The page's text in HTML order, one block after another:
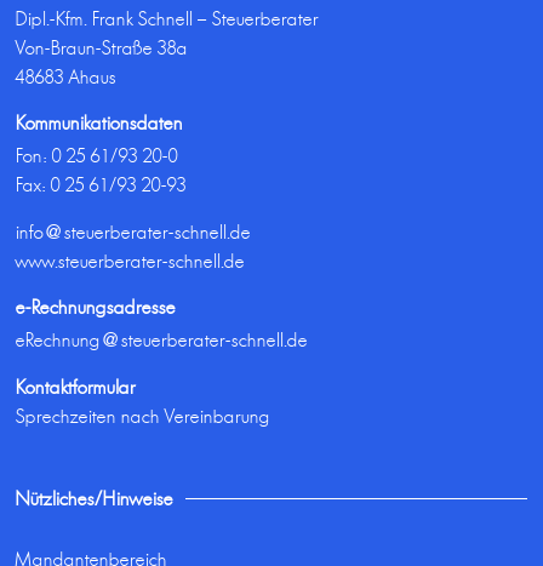
Dipl.-Kfm. Frank Schnell – Steuerberater
Von-Braun-Straße 38a
48683 Ahaus
Kommunikationsdaten
Fon:0 25 61/93 20-0
Fax: 0 25 61/93 20-93
info@steuerberater-schnell.de
www.steuerberater-schnell.de
e-Rechnungsadresse
eRechnung@steuerberater-schnell.de
Kontaktformular
Sprechzeiten nach Vereinbarung
Nützliches/Hinweise
Mandantenbereich